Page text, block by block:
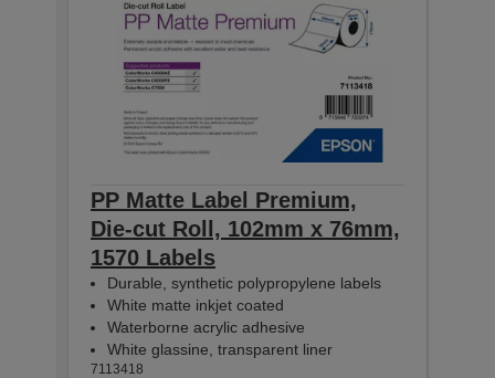
PP Matte Label Premium,
Die-cut Roll, 102mm x 76mm,
1570 Labels
Durable, synthetic polypropylene labels
White matte inkjet coated
Waterborne acrylic adhesive
White glassine, transparent liner
7113418